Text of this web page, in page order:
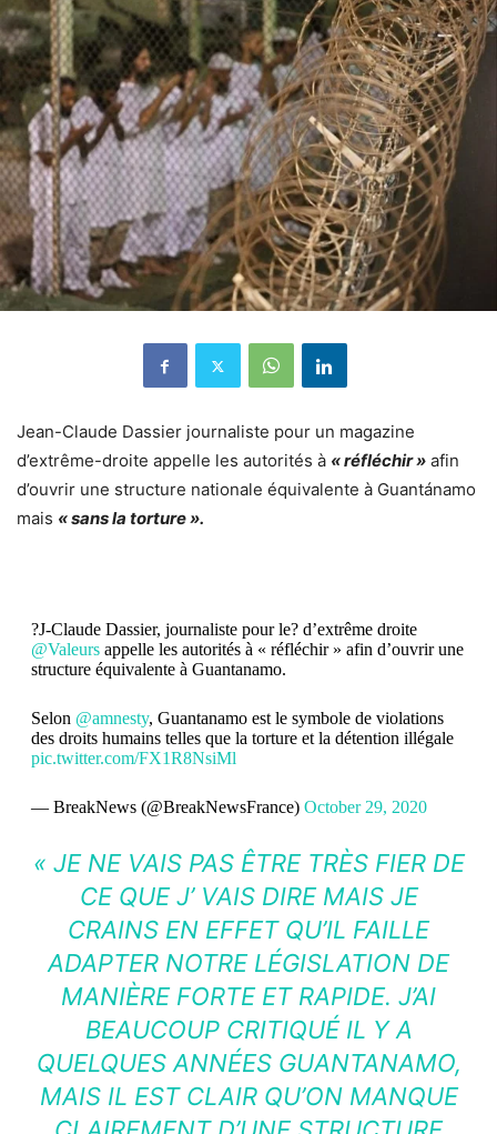
Jean-Claude Dassier journaliste pour un magazine
d’extrême-droite appelle les autorités à « réfléchir » afin
d’ouvrir une structure nationale équivalente à Guantánamo
mais « sans la torture ».
?J-Claude Dassier, journaliste pour le? d’extrême droite
@Valeursappelle les autorités à « réfléchir » afin d’ouvrir une
structure équivalente à Guantanamo.
Selon @amnesty, Guantanamo est le symbole de violations
des droits humains telles que la torture et la détention illégale
pic.twitter.com/FX1R8NsiMl
— BreakNews (@BreakNewsFrance) October 29, 2020
« JE NE VAIS PAS ÊTRE TRÈS FIER DE
CE QUE J’ VAIS DIRE MAIS JE
CRAINS EN EFFET QU’IL FAILLE
ADAPTER NOTRE LÉGISLATION DE
MANIÈRE FORTE ET RAPIDE. J’AI
BEAUCOUP CRITIQUÉ IL Y A
QUELQUES ANNÉES GUANTANAMO,
MAIS IL EST CLAIR QU’ON MANQUE